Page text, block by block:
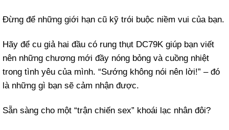
Đừng để những giới hạn cũ kỹ trói buộc niềm vui của bạn.
Hãy để cu giả hai đầu có rung thụt DC79K giúp bạn viết
nên những chương mới đầy nóng bỏng và cuồng nhiệt
trong tình yêu của mình. “Sướng không nói nên lời!” – đó
là những gì bạn sẽ cảm nhận được.
Sẵn sàng cho một “trận chiến sex” khoái lạc nhân đôi?